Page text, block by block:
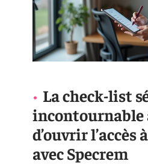
La check-list
incontournable
d’ouvrir l’accès
avec Specrem